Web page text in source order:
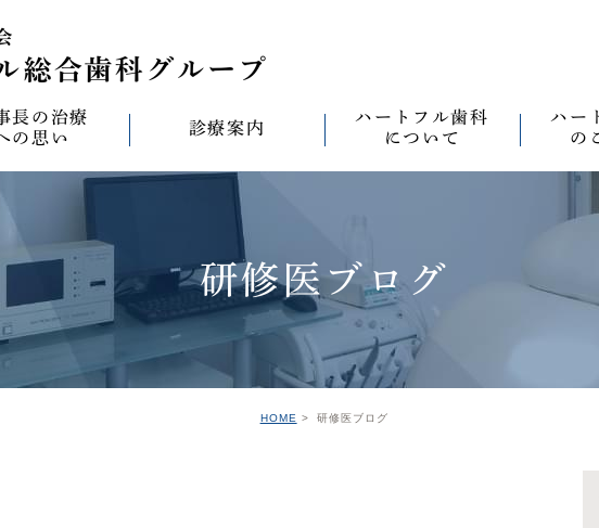
長の治療
の思い
（オールセラミック治
思い
インプラントへの思い
ース型矯正装置（イン
ン）への思い
診療案内
診療案内一覧
セラミック治療 ワンデイジルコニア治療
無菌化根管治療 予防・メンテナンス
インプラント オールオン4
ハートフル歯科
について
ハートフルの治療
院内設備
ハートフル歯科
グループ院の案内
ハー
の
なるべ
なるべ
なるべ
なるべ
滅菌管
研修医ブログ
HOME 研修医ブログ